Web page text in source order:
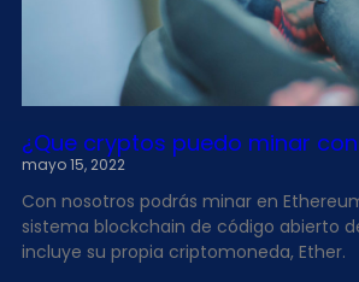
¿Que cryptos puedo minar
mayo 15, 2022
Con nosotros podrás minar en
sistema blockchain de código abierto
incluye su propia criptomoneda, Ether.